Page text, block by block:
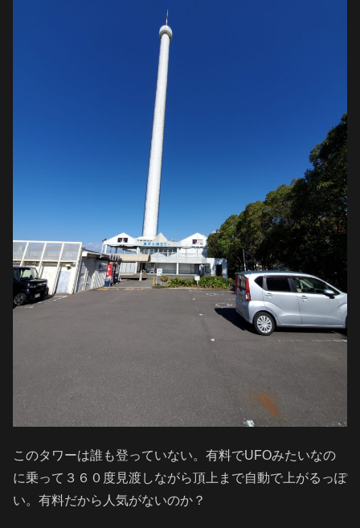
このタワーは誰も登っていない。有料でUFOみたいなの
に乗って３６０度見渡しながら頂上まで自動で上がるっぽ
い。有料だから人気がないのか？